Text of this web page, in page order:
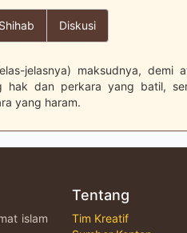
Diskusi
jelasnya) maksudnya, demi
hak dan perkara yang batil,
yang haram.
islam
Tentang
Tim Kreatif